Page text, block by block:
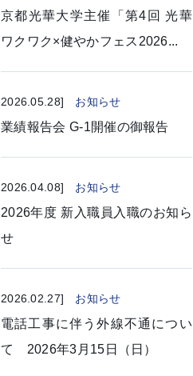
京都光華大学主催「第4回 光華
ワクワク×健やかフェス2026...
2026.05.28] お知らせ
業績報告会 G-1開催の御報告
2026.04.08] お知らせ
2026年度 新入職員入職のお知ら
せ
2026.02.27] お知らせ
電話工事に伴う外線不通につい
て 2026年3月15日（日）